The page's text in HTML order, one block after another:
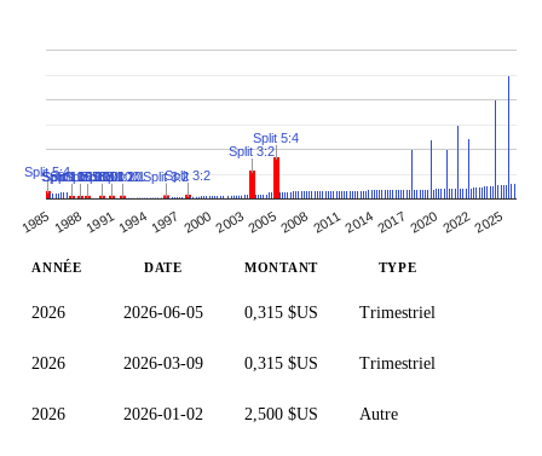
1985 198819911994 1997 2000200320052008201120142017 2020 20222025
Split 5:4
Split 11:10
Split 105:100
Split 105:100
Split 105:100
Split 11:10
Split 2:1Split 3:2Split 3:2
Split 3:2
Split 5:4
ANNÉE DATE MONTANT TYPE
2026 2026-06-05 0,315 $US Trimestriel
2026 2026-03-09 0,315 $US Trimestriel
2026 2026-01-02 2,500 $US Autre